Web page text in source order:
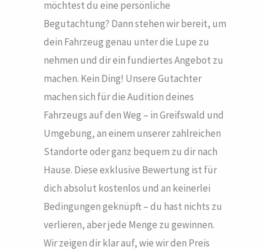
möchtest du eine persönliche
Begutachtung? Dann stehen wir bereit, um
dein Fahrzeug genau unter die Lupe zu
nehmen und dir ein fundiertes Angebot zu
machen. Kein Ding! Unsere Gutachter
machen sich für die Audition deines
Fahrzeugs auf den Weg – in Greifswald und
Umgebung, an einem unserer zahlreichen
Standorte oder ganz bequem zu dir nach
Hause. Diese exklusive Bewertung ist für
dich absolut kostenlos und an keinerlei
Bedingungen geknüpft – du hast nichts zu
verlieren, aber jede Menge zu gewinnen.
Wir zeigen dir klar auf, wie wir den Preis